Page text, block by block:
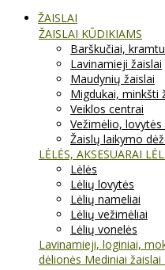
ŽAISLAI
ŽAISLAI KŪDIKIAMS
Barškučiai,
Lavinamieji žaislai
Maudynių žaislai
Migdukai, minkšti
Veiklos centrai
Vežimėlio, lovytės
Žaislų laikymo
LĖLĖS, AKSESUARAI
Lėlės
Lėlių lovytės
Lėlių nameliai
Lėlių vežimėliai
Lėlių vonelės
Lavinamieji, loginiai,
dėlionės Mediniai žaislai